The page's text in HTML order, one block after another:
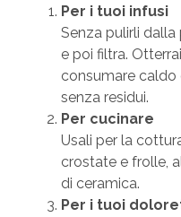
Per i tuoi infusi
Senza pulirli
e poi filtra.
consumare caldo
senza residui.
Per cucinare
Usali per la
crostate e frolle,
di ceramica.
Per i tuoi